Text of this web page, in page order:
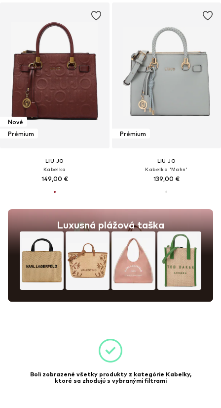
Nové
Prémium
LIU JO
Kabelka
149,00 €
Luxusná plážová taška
Prémium
LIU JO
Kabelka 'Mahn'
139,00 €
Boli zobrazené všetky produkty z kategórie Kabelky,
ktoré sa zhodujú s vybranými filtrami